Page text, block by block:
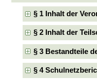
§ 1 Inhalt der
§ 2 Inhalt der
§ 3 Bestandteile
§ 4